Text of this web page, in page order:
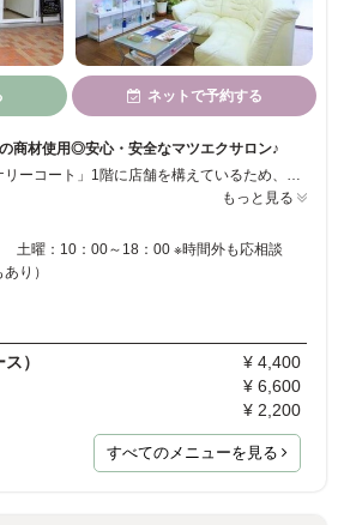
ネットで予約する
商材使用◎安心・安全なマツエクサロン♪
もっと見る
土曜：10：00～18：00 ※時間外も応相談
り）
）
¥ 4,400
¥ 6,600
¥ 2,200
すべてのメニューを見る